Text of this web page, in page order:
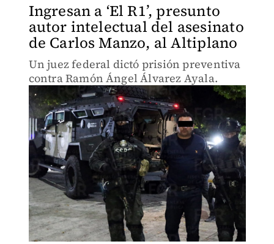
Ingresan a ‘El R1’, presunto
autor intelectual del asesinato
de Carlos Manzo, al Altiplano
Un juez federal dictó prisión preventiva
contra Ramón Ángel Álvarez Ayala.